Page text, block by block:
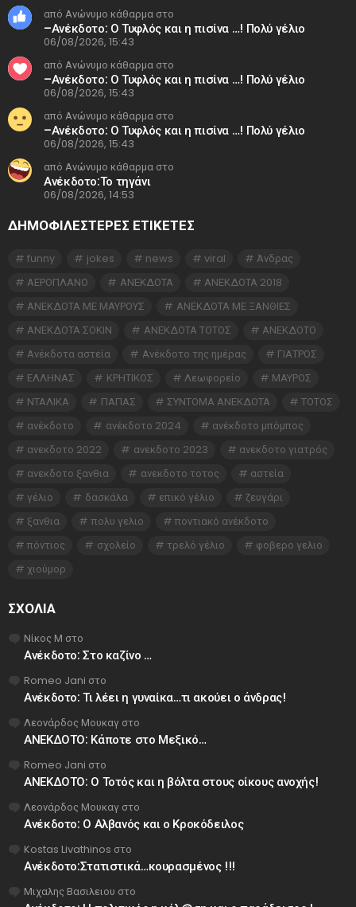
από Ανώνυμο κάθαρμα στο
–Ανέκδοτο: Ο Τυφλός και η πισίνα …! Πολύ γέλιο
06/08/2026, 15:43
από Ανώνυμο κάθαρμα στο
–Ανέκδοτο: Ο Τυφλός και η πισίνα …! Πολύ γέλιο
06/08/2026, 15:43
από Ανώνυμο κάθαρμα στο
–Ανέκδοτο: Ο Τυφλός και η πισίνα …! Πολύ γέλιο
06/08/2026, 15:43
από Ανώνυμο κάθαρμα στο
Ανέκδοτο:Το τηγάνι
06/08/2026, 14:53
ΔΗΜΟΦΙΛΕΣΤΕΡΕΣ ΕΤΙΚΈΤΕΣ
funny jokes news viral
Άνδρας
ΑΕΡΟΠΛΑΝΟ
ΑΝΕΚΔΟΤΑ
ΑΝΕΚΔΟΤΑ 2018
ΑΝΕΚΔΟΤΑ ΜΕ ΜΑΥΡΟΥΣ
ΑΝΕΚΔΟΤΑ ΜΕ ΞΑΝΘΙΕΣ
ΑΝΕΚΔΟΤΑ ΣΟΚΙΝ
ΑΝΕΚΔΟΤΑ ΤΟΤΟΣ
ΑΝΕΚΔΟΤΟ
Ανέκδοτα αστεία
Ανέκδοτο της ημέρας
ΓΙΑΤΡΟΣ
ΕΛΛΗΝΑΣ
ΚΡΗΤΙΚΟΣ Λεωφορείο
ΜΑΥΡΟΣ
ΝΤΑΛΙΚΑ
ΠΑΠΑΣ ΣΥΝΤΟΜΑ ΑΝΕΚΔΟΤΑ
ΤΟΤΟΣ
ανέκδοτο
ανέκδοτο 2024
ανέκδοτο μπόμπος
ανεκδοτο 2022
ανεκδοτο 2023
ανεκδοτο γιατρός
ανεκδοτο ξανθια
ανεκδοτο τοτος
αστεία
γέλιο
δασκάλα επικό γέλιο
ζευγάρι
ξανθια
πολυ γελιο
ποντιακό ανέκδοτο
πόντιος
σχολείο τρελό γέλιο
φοβερο γελιο
χιούμορ
ΣΧΌΛΙΑ
Νίκος Μ στο
Ανέκδοτο: Στο καζίνο …
Romeo Jani στο
Ανέκδοτο: Τι λέει η γυναίκα…τι ακούει ο άνδρας!
Λεονάρδος Μουκαγ στο
ΑΝΕΚΔΟΤΟ: Κάποτε στο Μεξικό…
Romeo Jani στο
ΑΝΕΚΔΟΤΟ: Ο Τοτός και η βόλτα στους οίκους ανοχής!
Λεονάρδος Μουκαγ στο
Ανέκδοτο: Ο Αλβανός και ο Κροκόδειλος
Kostas Livathinos στο
Ανέκδοτο:Στατιστικά…κουρασμένος !!!
Μιχαλης Βασιλειου στο